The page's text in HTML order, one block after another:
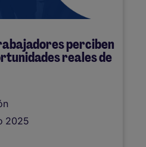
perciben
reales de
2025